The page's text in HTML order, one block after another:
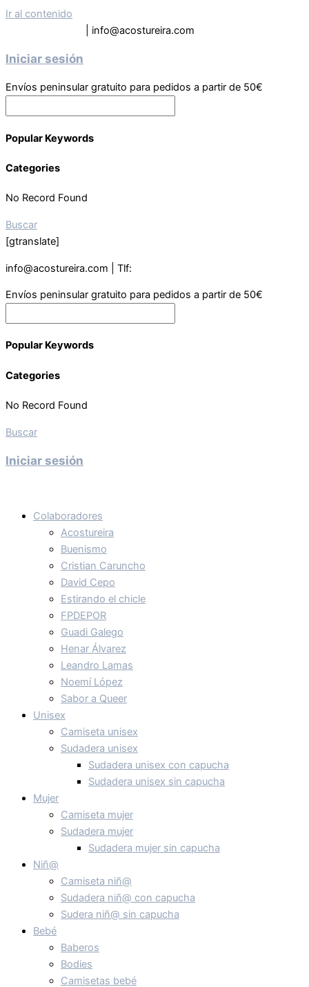
Ir al contenido
| info@acostureira.com
Iniciar sesión
Envíos peninsular gratuito para pedidos a partir de 50€
Popular Keywords
Categories
No Record Found
Buscar
[gtranslate]
info@acostureira.com | Tlf:
Envíos peninsular gratuito para pedidos a partir de 50€
Popular Keywords
Categories
No Record Found
Buscar
Iniciar sesión
Colaboradores
Acostureira
Buenismo
Cristian Caruncho
David Cepo
Estirando el chicle
FPDEPOR
Guadi Galego
Henar Álvarez
Leandro Lamas
Noemí López
Sabor a Queer
Unisex
Camiseta unisex
Sudadera unisex
Sudadera unisex con capucha
Sudadera unisex sin capucha
Mujer
Camiseta mujer
Sudadera mujer
Sudadera mujer sin capucha
Niñ@
Camiseta niñ@
Sudadera niñ@ con capucha
Sudera niñ@ sin capucha
Bebé
Baberos
Bodies
Camisetas bebé